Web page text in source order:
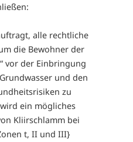
alle rechtliche
die Bewohner der
vor der Einbringung
und den
zu
ein mögliches
Kliirschlamm bei
t, II und III}